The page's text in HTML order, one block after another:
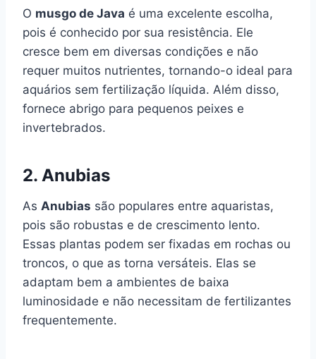
O musgo de Java é uma excelente escolha,
pois é conhecido por sua resistência. Ele
cresce bem em diversas condições e não
requer muitos nutrientes, tornando-o ideal para
aquários sem fertilização líquida. Além disso,
fornece abrigo para pequenos peixes e
invertebrados.
2. Anubias
As Anubias são populares entre aquaristas,
pois são robustas e de crescimento lento.
Essas plantas podem ser fixadas em rochas ou
troncos, o que as torna versáteis. Elas se
adaptam bem a ambientes de baixa
luminosidade e não necessitam de fertilizantes
frequentemente.